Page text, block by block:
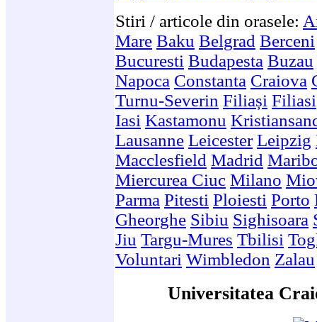
Stiri / articole din orasele:
Mare Baku Belgrad Berceni
Bucuresti Budapesta Buzau
Napoca Constanta Craiova
Turnu-Severin Filiași Filiasi
Iasi Kastamonu
Lausanne Leicester Leipzig
Macclesfield Madrid
Miercurea Ciuc Milano
Parma Pitesti Ploiesti Porto
Gheorghe Sibiu Sighisoara
Jiu Targu-Mures Tbilisi
Voluntari Wimbledon Zalau
Universitatea